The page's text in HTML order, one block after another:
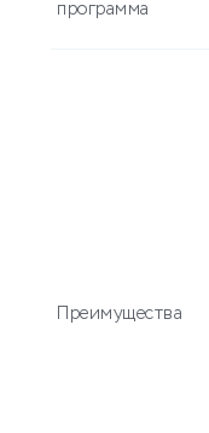
программа
Преимущества